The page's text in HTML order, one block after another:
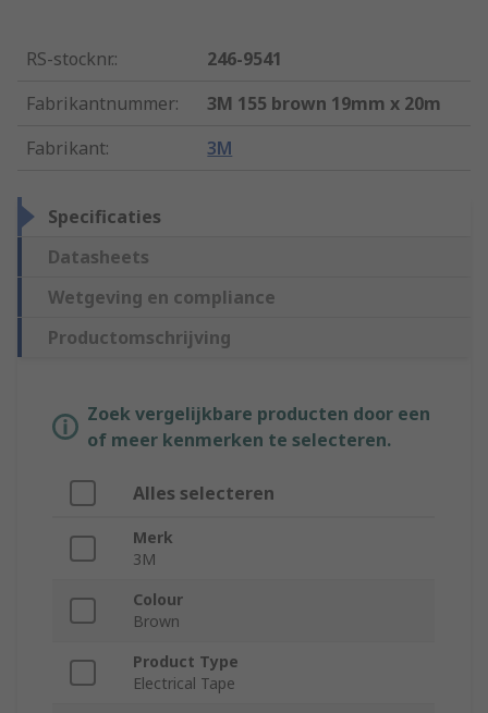
RS-stocknr.:
246-9541
Fabrikantnummer:
3M 155 brown 19mm x 20m
Fabrikant: 3M
Specificaties
Datasheets
Wetgeving en compliance
Productomschrijving
Zoek vergelijkbare producten door een
of meer kenmerken te selecteren.
Alles selecteren
Merk
3M
Colour
Brown
Product Type
Electrical Tape